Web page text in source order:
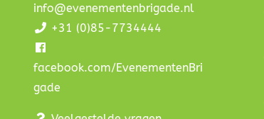
info@evenementenbrigade.nl
+31 (0)85-7734444
facebook.com/EvenementenBri
gade